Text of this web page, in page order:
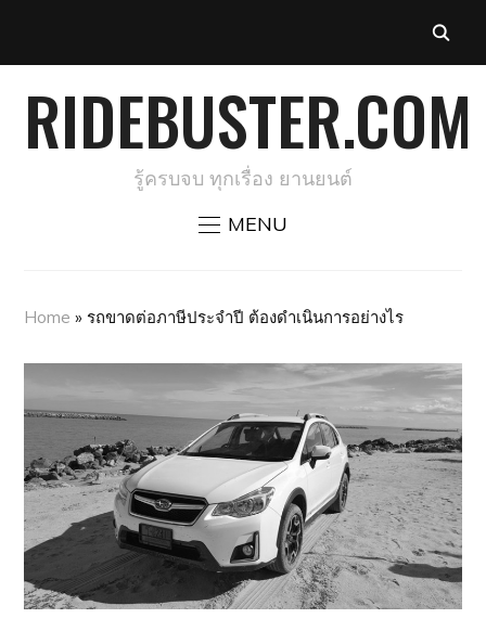
RIDEBUSTER.COM
รู้ครบจบ ทุกเรื่อง ยานยนต์
MENU
Home » รถขาดต่อภาษีประจำปี ต้องดำเนินการอย่างไร